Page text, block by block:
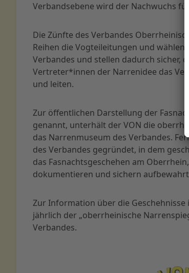
Verbandsebene wird der Nachwuchs
Die Zünfte des Verbandes
Reihen die Vogteileitungen und
Verbandes und stellen dadurch sicher,
Vertreter*innen der Narrenidee das
und leiten.
Zur öffentlichen Darstellung der
genannt, unterhält der VON die
das Narrenmuseum des Verbandes.
des Verbandes gegründet, in dem
das Fasnachtsgeschehen am
dokumentieren und sichern
Zur Information über die
jährlich der „oberrheinische
Verbandes.